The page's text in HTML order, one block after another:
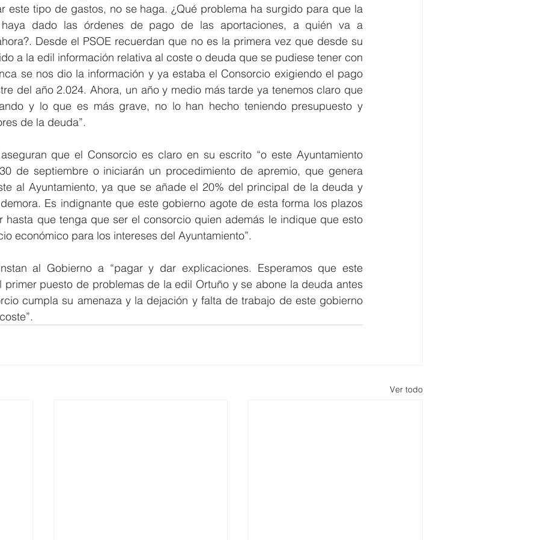
este tipo de gastos, no se haga. ¿Qué problema ha surgido para que la
dado las órdenes de pago de las aportaciones, a quién va a
Desde el PSOE recuerdan que no es la primera vez que desde su
a la edil información relativa al coste o deuda que se pudiese tener con
se nos dio la información y ya estaba el Consorcio exigiendo el pago
del año 2.024. Ahora, un año y medio más tarde ya tenemos claro que
y lo que es más grave, no lo han hecho teniendo presupuesto y
de la deuda”.
que el Consorcio es claro en su escrito “o este Ayuntamiento
de septiembre o iniciarán un procedimiento de apremio, que genera
al Ayuntamiento, ya que se añade el 20% del principal de la deuda y
Es indignante que este gobierno agote de esta forma los plazos
hasta que tenga que ser el consorcio quien además le indique que esto
económico para los intereses del Ayuntamiento”.
al Gobierno a “pagar y dar explicaciones. Esperamos que este
primer puesto de problemas de la edil Ortuño y se abone la deuda antes
cumpla su amenaza y la dejación y falta de trabajo de este gobierno
Ver todo